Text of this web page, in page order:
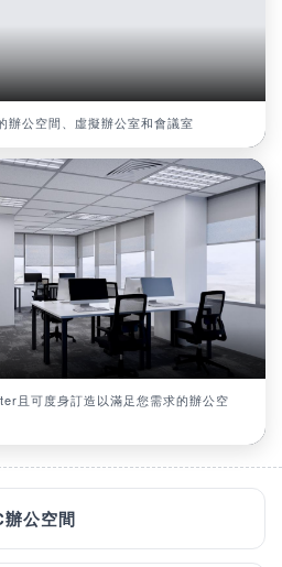
公空間、虛擬辦公室和會議室
且可度身訂造以滿足您需求的辦公空
公空間